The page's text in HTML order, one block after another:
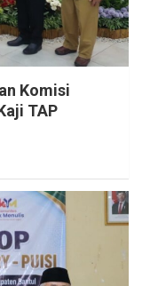
Komisi
TAP